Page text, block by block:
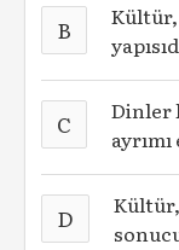
B
C
Dinler
D